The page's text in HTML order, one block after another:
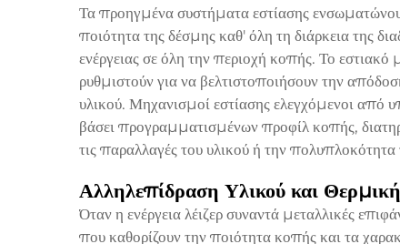
Τα προηγμένα συστήματα εστίασης
ποιότητα της δέσμης καθ' όλη τη διάρκεια της
ενέργειας σε όλη την περιοχή κοπής. Το
ρυθμιστούν για να βελτιστοποιήσουν την
υλικού. Μηχανισμοί εστίασης ελεγχόμενοι από
βάσει προγραμματισμένων προφίλ κοπής,
τις παραλλαγές του υλικού ή την πολυπλοκότητα
Αλληλεπίδραση Υλικού και
Όταν η ενέργεια λέιζερ συναντά μεταλλικές
που καθορίζουν την ποιότητα κοπής και τα